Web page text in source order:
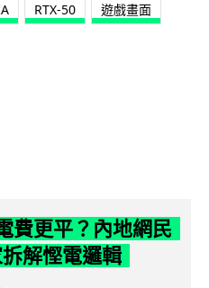
RTX-50 遊戲畫面
費更平？內地網民
解慳電邏輯